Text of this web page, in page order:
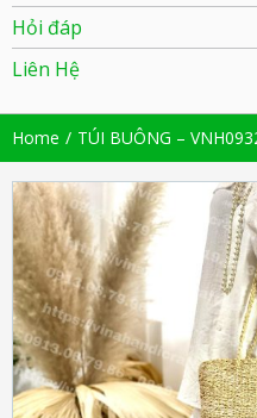
Hỏi đáp
Liên Hệ
Home TÚI BUÔNG –